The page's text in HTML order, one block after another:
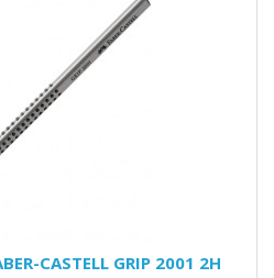
CASTELL GRIP 2001 2H